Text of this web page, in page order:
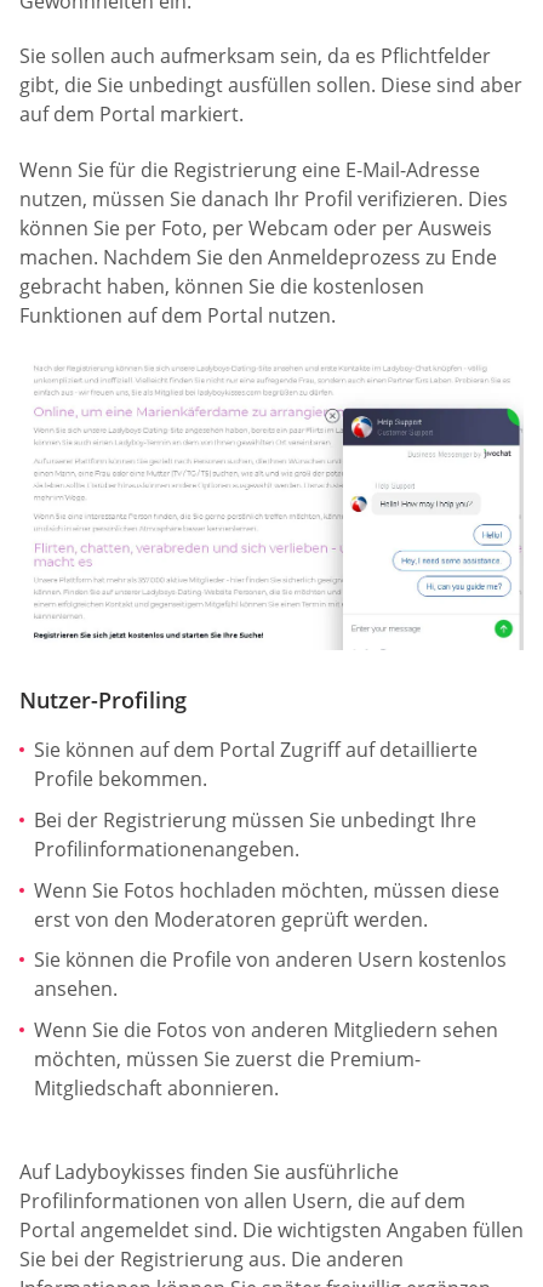
Sie sollen auch aufmerksam sein, da es Pflichtfelder
gibt, die Sie unbedingt ausfüllen sollen. Diese sind aber
auf dem Portal markiert.
Wenn Sie für die Registrierung eine E-Mail-Adresse
nutzen, müssen Sie danach Ihr Profil verifizieren. Dies
können Sie per Foto, per Webcam oder per Ausweis
machen. Nachdem Sie den Anmeldeprozess zu Ende
gebracht haben, können Sie die kostenlosen
Funktionen auf dem Portal nutzen.
Nutzer-Profiling
Sie können auf dem Portal Zugriff auf detaillierte
Profile bekommen.
Bei der Registrierung müssen Sie unbedingt Ihre
Profilinformationenangeben.
Wenn Sie Fotos hochladen möchten, müssen diese
erst von den Moderatoren geprüft werden.
Sie können die Profile von anderen Usern kostenlos
ansehen.
Wenn Sie die Fotos von anderen Mitgliedern sehen
möchten, müssen Sie zuerst die Premium-
Mitgliedschaft abonnieren.
Auf Ladyboykisses finden Sie ausführliche
Profilinformationen von allen Usern, die auf dem
Portal angemeldet sind. Die wichtigsten Angaben füllen
Sie bei der Registrierung aus. Die anderen